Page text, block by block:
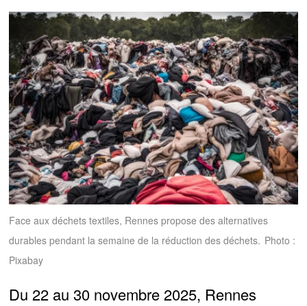
Face aux déchets textiles, Rennes propose des alternatives
durables pendant la semaine de la réduction des déchets. Photo :
Pixabay
Du 22 au 30 novembre 2025, Rennes